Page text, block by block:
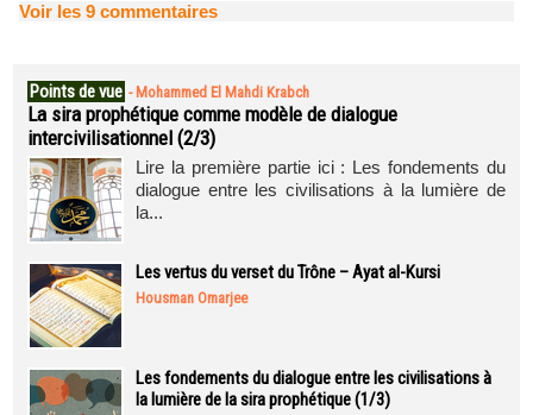
Voir les 9 commentaires
Points de vue - Mohammed El Mahdi Krabch
La sira prophétique comme modèle de dialogue
intercivilisationnel (2/3)
Lire la première partie ici : Les fondements du
dialogue entre les civilisations à la lumière de
la...
Les vertus du verset du Trône – Ayat al-Kursi
Housman Omarjee
Les fondements du dialogue entre les civilisations à
la lumière de la sira prophétique (1/3)